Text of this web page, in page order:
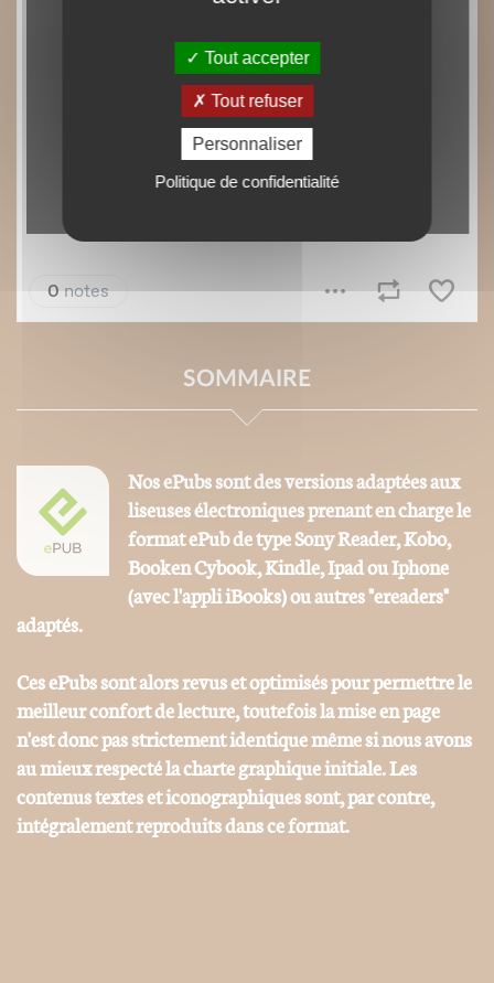
SOMMAIRE
Nos ePubs sont des versions adaptées aux
liseuses électroniques prenant en charge le
format ePub de type Sony Reader, Kobo,
Booken Cybook, Kindle, Ipad ou Iphone
(avec l'appli iBooks) ou autres "ereaders"
adaptés.
Ces ePubs sont alors revus et optimisés pour permettre le
meilleur confort de lecture, toutefois la mise en page
n'est donc pas strictement identique même si nous avons
au mieux respecté la charte graphique initiale. Les
contenus textes et iconographiques sont, par contre,
intégralement reproduits dans ce format.
Tout accepter
Tout refuser
Personnaliser
Politique de confidentialité